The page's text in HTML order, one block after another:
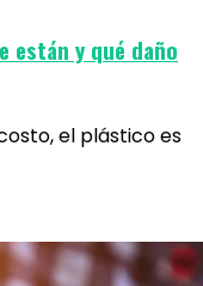
están y qué daño
el plástico es